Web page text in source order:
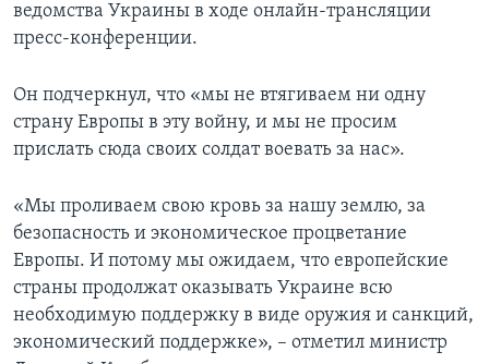
ведомства Украины в ходе онлайн-трансляции
пресс-конференции.
Он подчеркнул, что «мы не втягиваем ни одну
страну Европы в эту войну, и мы не просим
прислать сюда своих солдат воевать за нас».
«Мы проливаем свою кровь за нашу землю, за
безопасность и экономическое процветание
Европы. И потому мы ожидаем, что европейские
страны продолжат оказывать Украине всю
необходимую поддержку в виде оружия и санкций,
экономический поддержке», – отметил министр